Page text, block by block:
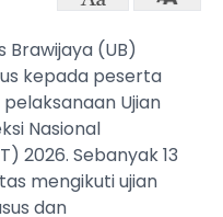
Brawijaya (UB)
kepada peserta
Ujian
Nasional
2026. Sebanyak 13
mengikuti ujian
dan